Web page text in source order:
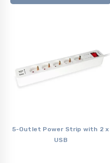
5-Outlet Power Strip with 2 x
USB